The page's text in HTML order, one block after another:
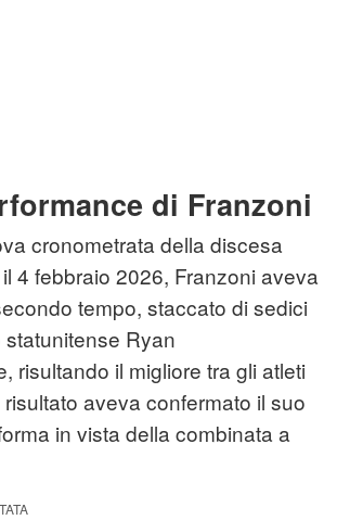
di Franzoni
cronometrata della discesa
4 febbraio 2026, Franzoni aveva
tempo, staccato di sedici
Ryan
risultando il migliore tra gli atleti
aveva confermato il suo
in vista della combinata a